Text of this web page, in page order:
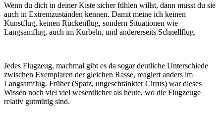
Wenn du dich in deiner Kiste sicher fühlen willst, dann musst du sie
auch in Extremzuständen kennen. Damit meine ich keinen
Kunstflug, keinen Rückenflug, sondern Situationen wie
Langsamflug, auch im Kurbeln, und andererseits Schnellflug.
Jedes Flugzeug, machmal gibt es da sogar deutliche Unterschiede
zwischen Exemplaren der gleichen Rasse, reagiert anders im
Langsamflug. Früher (Spatz, ungeschränkter Cirrus) war dieses
Wissen noch viel viel wesentlicher als heute, wo die Flugzeuge
relativ gutmütig sind.